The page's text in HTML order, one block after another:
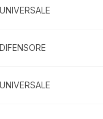
UNIVERSALE
DIFENSORE
UNIVERSALE